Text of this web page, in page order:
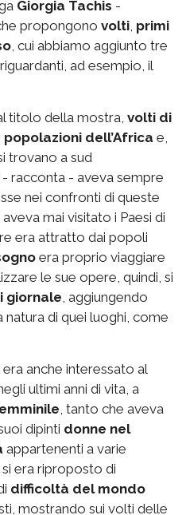
Giorgia Tachis -
propongono volti primi
, cui abbiamo aggiunto tre
, riguardanti, ad esempio, il
titolo della mostra, volti di
dell’Africa e,
trovano a sud
racconta - aveva sempre
nei confronti di queste
mai visitato i Paesi di
era attratto dai popoli
era proprio viaggiare
le sue opere, quindi, si
giornale , aggiungendo
di quei luoghi, come
anche interessato al
ultimi anni di vita, a
, tanto che aveva
dipinti donne nel
appartenenti a varie
era riproposto di
difficoltà del mondo
mostrando sui volti delle